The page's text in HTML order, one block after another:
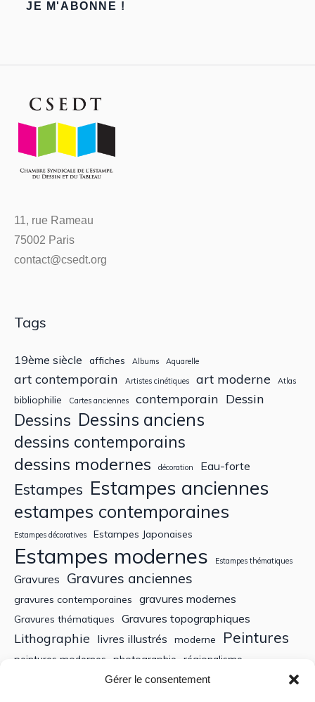
Gérer le consentement
11, rue Rameau
75002 Paris
contact@csedt.org
Tags
19ème siècle affiches Albums Aquarelle
art contemporain Artistes cinétiques art moderne Atlas
bibliophilie Cartes anciennes contemporain Dessin
Dessins Dessins anciens
dessins contemporains
dessins modernes décoration Eau-forte
Estampes Estampes anciennes
estampes contemporaines
Estampes décoratives Estampes Japonaises
Estampes modernes Estampes thématiques
Gravures Gravures anciennes
gravures contemporaines gravures modernes
Gravures thématiques Gravures topographiques
Lithographie livres illustrés moderne Peintures
peintures modernes photographie régionalisme
Tableaux anciens XIXe siècle